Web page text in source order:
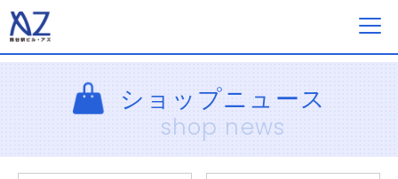
フロアガイド
ショップ一覧
ショップニュース
shop news